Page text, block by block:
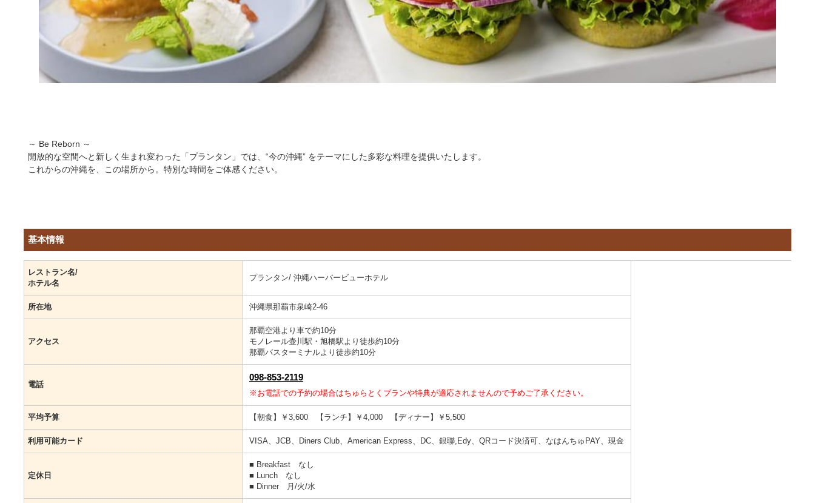
～ Be Reborn ～
開放的な空間へと新しく生まれ変わった「プランタン」では、“今の沖縄” をテーマにした多彩な料理を提供いたします。
これからの沖縄を、この場所から。特別な時間をご体感ください。
基本情報
レストラン名/
ホテル名
プランタン/ 沖縄ハーバービューホテル
所在地 沖縄県那覇市泉崎2-46
アクセス
那覇空港より車で約10分
モノレール壷川駅・旭橋駅より徒歩約10分
那覇バスターミナルより徒歩約10分
電話
098-853-2119
※お電話での予約の場合はちゅらとくプランや特典が適応されませんので予めご了承ください。
平均予算 【朝食】￥3,600 【ランチ】￥4,000 【ディナー】￥5,500
利用可能カード VISA、JCB、Diners Club、American Express、DC、銀聯,Edy、QRコード決済可、なはんちゅPAY、現金
定休日
■ Breakfast なし
■ Lunch なし
■ Dinner 月/火/水